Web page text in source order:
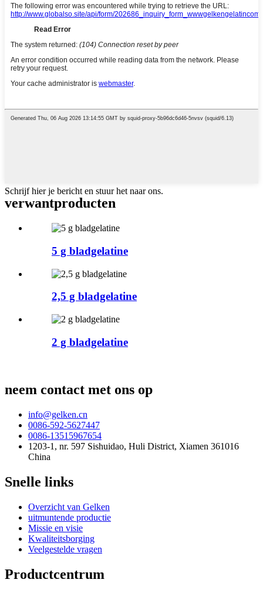
Schrijf hier je bericht en stuur het naar ons.
verwantproducten
5 g bladgelatine
2,5 g bladgelatine
2 g bladgelatine
neem contact met ons op
info@gelken.cn
0086-592-5627447
0086-13515967654
1203-1, nr. 597 Sishuidao, Huli District, Xiamen 361016
China
Snelle links
Overzicht van Gelken
uitmuntende productie
Missie en visie
Kwaliteitsborging
Veelgestelde vragen
Productcentrum